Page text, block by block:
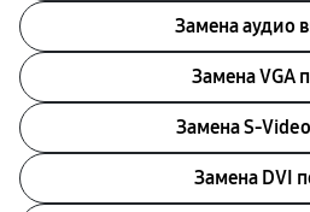
Замена аудио
Замена VGA
Замена S-
Замена DVI